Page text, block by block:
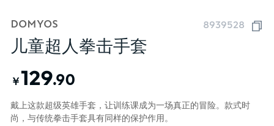
DOMYOS 8939528
儿童超人拳击手套
￥ 129.90
戴上这款超级英雄手套，让训练课成为一场真正的冒险。款式时
尚，与传统拳击手套具有同样的保护作用。